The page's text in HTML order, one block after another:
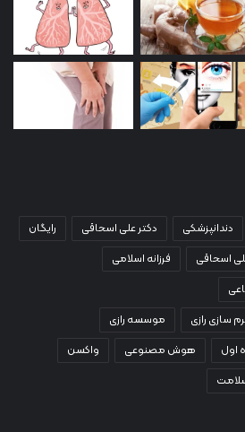
دندانپزشکی دکتر علی اسحاقی
رایگان
اسحاقی
فرزانه اسلامی
سازی رازی
موسسه رازی
اول هوش مصنوعی
واکسن